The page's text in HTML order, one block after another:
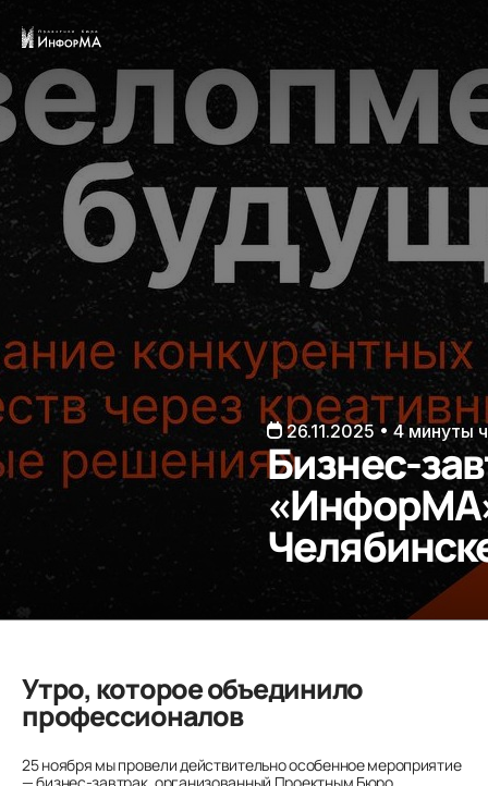
26.11.2025 • 4 минуты
Бизнес-
Утро, которое объединило
профессионалов
25 ноября мы провели действительно особенное мероприятие